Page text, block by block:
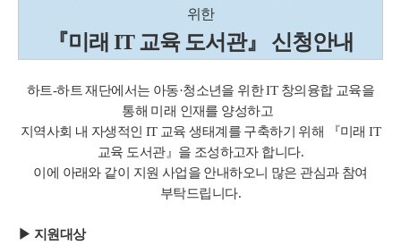
위한
『미래 IT 교육 도서관』 신청안내
하트-하트 재단에서는 아동·청소년을 위한 IT 창의융합 교육을
통해 미래 인재를 양성하고
지역사회 내 자생적인 IT 교육 생태계를 구축하기 위해 『미래 IT
교육 도서관』을 조성하고자 합니다.
이에 아래와 같이 지원 사업을 안내하오니 많은 관심과 참여
부탁드립니다.
▶ 지원대상